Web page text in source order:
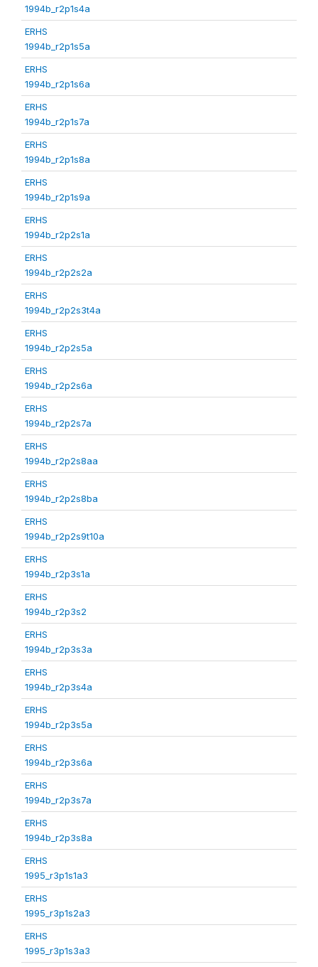
1994b_r2p1s4a
ERHS
1994b_r2p1s5a
ERHS
1994b_r2p1s6a
ERHS
1994b_r2p1s7a
ERHS
1994b_r2p1s8a
ERHS
1994b_r2p1s9a
ERHS
1994b_r2p2s1a
ERHS
1994b_r2p2s2a
ERHS
1994b_r2p2s3t4a
ERHS
1994b_r2p2s5a
ERHS
1994b_r2p2s6a
ERHS
1994b_r2p2s7a
ERHS
1994b_r2p2s8aa
ERHS
1994b_r2p2s8ba
ERHS
1994b_r2p2s9t10a
ERHS
1994b_r2p3s1a
ERHS
1994b_r2p3s2
ERHS
1994b_r2p3s3a
ERHS
1994b_r2p3s4a
ERHS
1994b_r2p3s5a
ERHS
1994b_r2p3s6a
ERHS
1994b_r2p3s7a
ERHS
1994b_r2p3s8a
ERHS
1995_r3p1s1a3
ERHS
1995_r3p1s2a3
ERHS
1995_r3p1s3a3